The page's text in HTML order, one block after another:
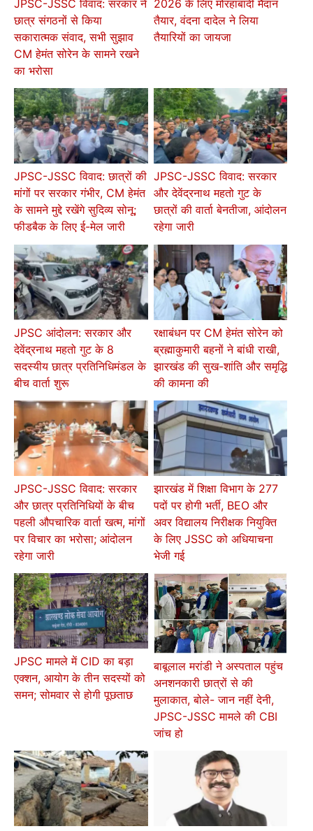
JPSC-JSSC विवाद: सरकार ने
छात्र संगठनों से किया
सकारात्मक संवाद, सभी सुझाव
CM हेमंत सोरेन के सामने रखने
का भरोसा
2026 के लिए मोरहाबादी मैदान
तैयार, वंदना दादेल ने लिया
तैयारियों का जायजा
JPSC-JSSC विवाद: छात्रों की
मांगों पर सरकार गंभीर, CM हेमंत
के सामने मुद्दे रखेंगे सुदिव्य सोनू;
फीडबैक के लिए ई-मेल जारी
JPSC-JSSC विवाद: सरकार
और देवेंद्रनाथ महतो गुट के
छात्रों की वार्ता बेनतीजा, आंदोलन
रहेगा जारी
JPSC आंदोलन: सरकार और
देवेंद्रनाथ महतो गुट के 8
सदस्यीय छात्र प्रतिनिधिमंडल के
बीच वार्ता शुरू
रक्षाबंधन पर CM हेमंत सोरेन को
ब्रह्माकुमारी बहनों ने बांधी राखी,
झारखंड की सुख-शांति और समृद्धि
की कामना की
JPSC-JSSC विवाद: सरकार
और छात्र प्रतिनिधियों के बीच
पहली औपचारिक वार्ता खत्म, मांगों
पर विचार का भरोसा; आंदोलन
रहेगा जारी
झारखंड में शिक्षा विभाग के 277
पदों पर होगी भर्ती, BEO और
अवर विद्यालय निरीक्षक नियुक्ति
के लिए JSSC को अधियाचना
भेजी गई
JPSC मामले में CID का बड़ा
एक्शन, आयोग के तीन सदस्यों को
समन; सोमवार से होगी पूछताछ
बाबूलाल मरांडी ने अस्पताल पहुंच
अनशनकारी छात्रों से की
मुलाकात, बोले- जान नहीं देनी,
JPSC-JSSC मामले की CBI
जांच हो